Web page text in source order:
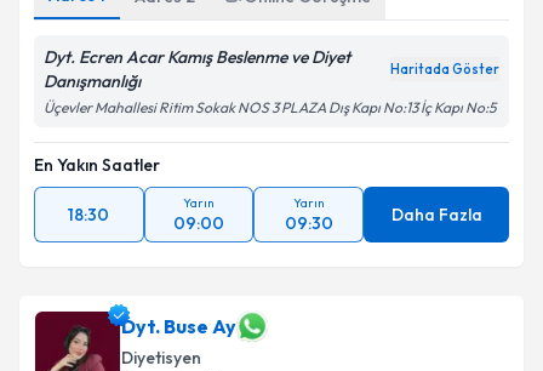
Dyt. Ecren Acar Kamış Beslenme ve Diyet
Danışmanlığı
Haritada Göster
Üçevler Mahallesi Ritim Sokak NOS 3 PLAZA Dış Kapı No:13 İç Kapı No:5
En Yakın Saatler
18:30
Yarın
09:00
Yarın
09:30 Daha Fazla
Dyt. Buse Ay
Diyetisyen